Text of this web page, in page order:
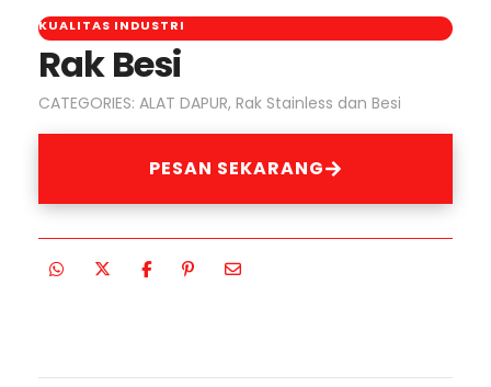
KUALITAS INDUSTRI
Rak Besi
CATEGORIES: ALAT DAPUR, Rak Stainless dan Besi
PESAN SEKARANG